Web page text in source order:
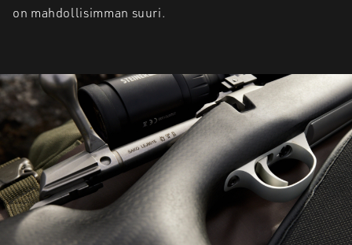
on mahdollisimman suuri.